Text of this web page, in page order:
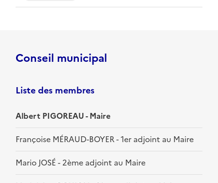
Conseil municipal
Liste des membres
Albert PIGOREAU - Maire
Françoise MÉRAUD-BOYER - 1er adjoint au Maire
Mario JOSÉ - 2ème adjoint au Maire